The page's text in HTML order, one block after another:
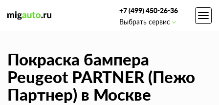
+7 (499) 450-26-36
Выбрать сервис
Покраска бампера
Peugeot PARTNER (Пежо
Партнер) в Москве